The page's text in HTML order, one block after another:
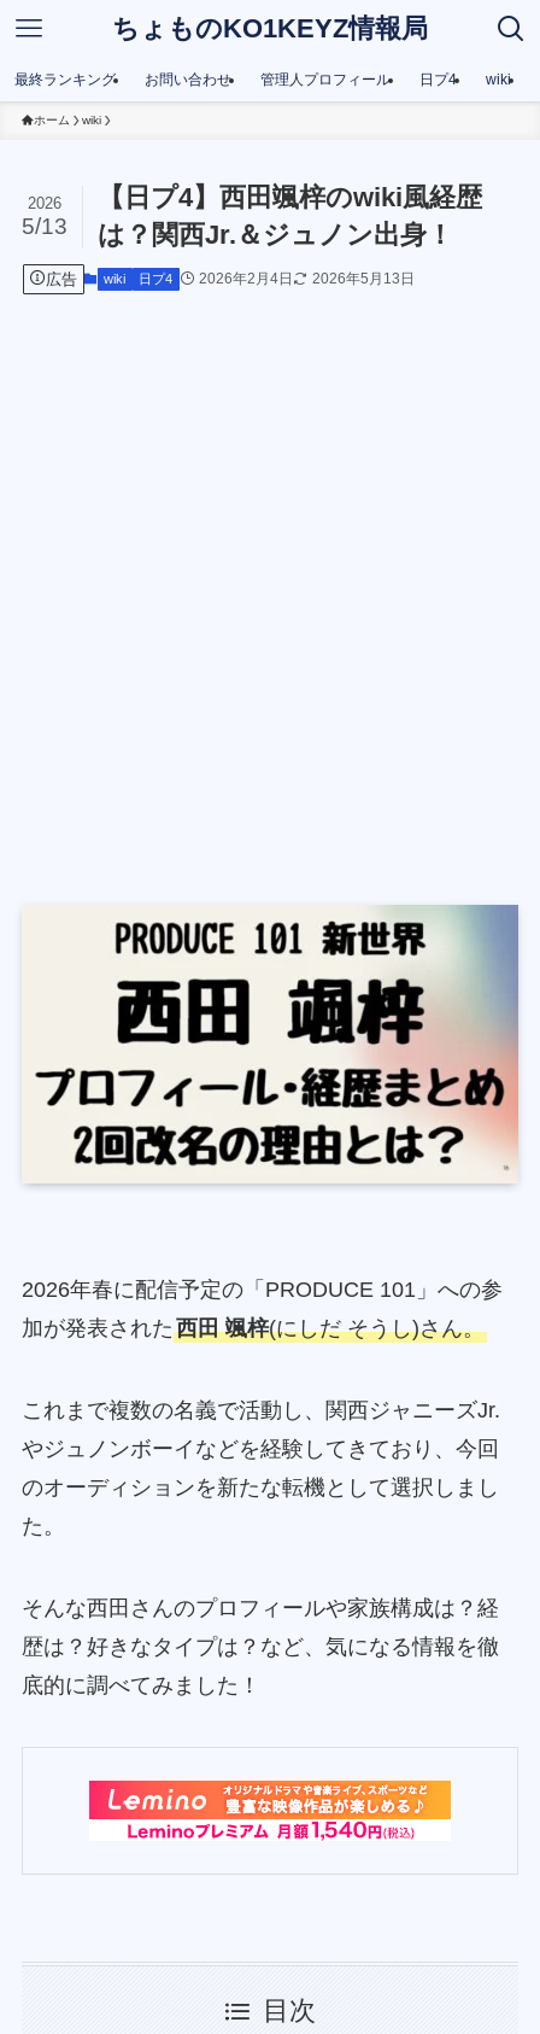
ちょものKO1KEYZ情報局
最終ランキング お問い合わせ 管理人プロフィール 日プ4 wiki
ホーム wiki
【日プ4】西田颯梓のwiki風経歴
は？関西Jr.＆ジュノン出身！
2026
5/13
広告 wiki 日プ4 2026年2月4日 2026年5月13日
2026年春に配信予定の「PRODUCE 101」への参
加が発表された西田 颯梓(にしだ そうし)さん。
これまで複数の名義で活動し、関西ジャニーズJr.
やジュノンボーイなどを経験してきており、今回
のオーディションを新たな転機として選択しまし
た。
そんな西田さんのプロフィールや家族構成は？経
歴は？好きなタイプは？など、気になる情報を徹
底的に調べてみました！
目次